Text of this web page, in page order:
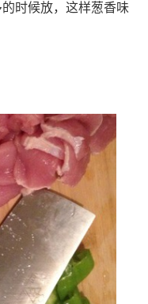
时候放，这样葱香味